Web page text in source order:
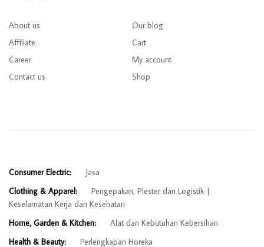
About us
Affiliate
Career
Contact us
Our blog
Cart
My account
Shop
Consumer Electric:
Jasa
Clothing & Apparel:
Pengepakan, Plester dan Logistik
Keselamatan Kerja dan Kesehatan
Home, Garden & Kitchen:
Alat dan Kebutuhan Kebersihan
Health & Beauty:
Perlengkapan Horeka